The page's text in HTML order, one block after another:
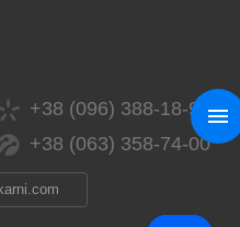
+38 (096) 388-18-99
+38 (063) 358-74-00